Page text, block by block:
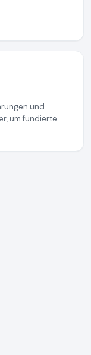
und
um fundierte